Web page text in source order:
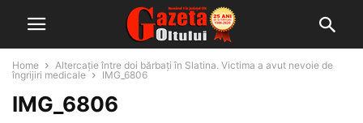
Home
Altercație între doi bărbați în Slatina. Victima a avut nevoie de
îngrijiri medicale
IMG_6806
IMG_6806